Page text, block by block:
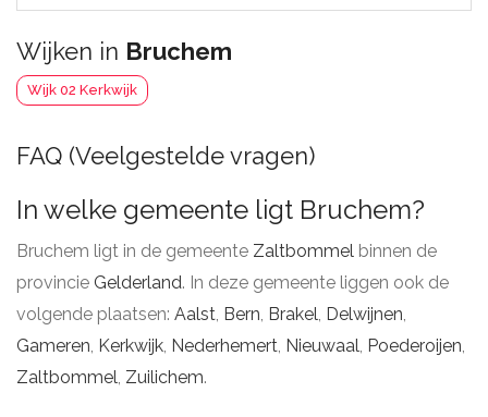
Wijken in Bruchem
Wijk 02 Kerkwijk
FAQ (Veelgestelde vragen)
In welke gemeente ligt Bruchem?
Bruchem ligt in de gemeente Zaltbommel binnen de
provincie Gelderland. In deze gemeente liggen ook de
volgende plaatsen: Aalst, Bern, Brakel, Delwijnen,
Gameren, Kerkwijk, Nederhemert, Nieuwaal, Poederoijen,
Zaltbommel, Zuilichem.